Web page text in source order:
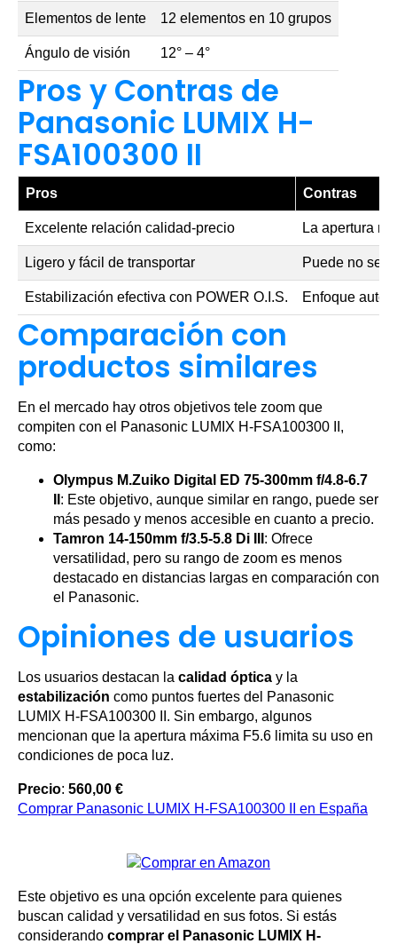
Elementos de lente 12 elementos en 10 grupos
Ángulo de visión 12° – 4°
Pros y Contras de
Panasonic LUMIX H-
FSA100300 II
Pros Contras
Excelente relación calidad-precio La apertura
Ligero y fácil de transportar Puede no ser
Estabilización efectiva con POWER O.I.S. Enfoque
Comparación con
productos similares
En el mercado hay otros objetivos tele zoom que
compiten con el Panasonic LUMIX H-FSA100300 II,
como:
Olympus M.Zuiko Digital ED 75-300mm f/4.8-6.7
: Este objetivo, aunque similar en rango, puede ser
más pesado y menos accesible en cuanto a precio.
Tamron 14-150mm f/3.5-5.8 Di III : Ofrece
versatilidad, pero su rango de zoom es menos
destacado en distancias largas en comparación con
el Panasonic.
Opiniones de usuarios
Los usuarios destacan la calidad óptica y la
estabilización como puntos fuertes del Panasonic
LUMIX H-FSA100300 II. Sin embargo, algunos
mencionan que la apertura máxima F5.6 limita su uso en
condiciones de poca luz.
Precio: 560,00 €
Comprar Panasonic LUMIX H-FSA100300 II en España
Este objetivo es una opción excelente para quienes
buscan calidad y versatilidad en sus fotos. Si estás
considerando comprar el Panasonic LUMIX H-